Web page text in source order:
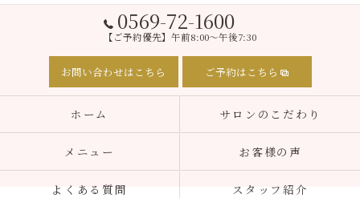
0569-72-1600
【ご予約優先】午前8:00～午後7:30
お問い合わせはこちら ご予約はこちら
ホーム サロンのこだわり
メニュー お客様の声
よくある質問 スタッフ紹介